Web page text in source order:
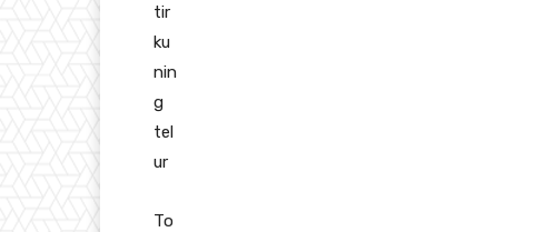
tir
ku
nin
g
tel
ur
To